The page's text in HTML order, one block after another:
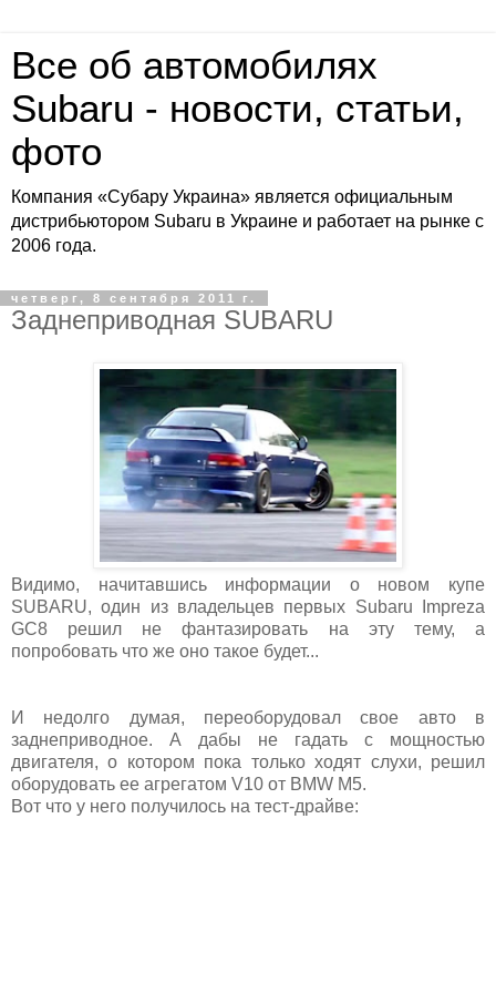
Все об автомобилях
Subaru - новости, статьи,
фото
Компания «Субару Украина» является официальным
дистрибьютором Subaru в Украине и работает на рынке с
2006 года.
четверг, 8 сентября 2011 г.
Заднеприводная SUBARU
Видимо, начитавшись информации о новом купе
SUBARU, один из владельцев первых Subaru Impreza
GC8 решил не фантазировать на эту тему, а
попробовать что же оно такое будет...
И недолго думая, переоборудовал свое авто в
заднеприводное. А дабы не гадать с мощностью
двигателя, о котором пока только ходят слухи, решил
оборудовать ее агрегатом V10 от BMW M5.
Вот что у него получилось на тест-драйве: